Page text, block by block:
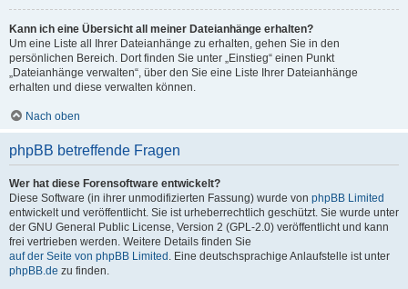
Kann ich eine Übersicht all meiner Dateianhänge erhalten?
Um eine Liste all Ihrer Dateianhänge zu erhalten, gehen Sie in den
persönlichen Bereich. Dort finden Sie unter „Einstieg“ einen Punkt
„Dateianhänge verwalten“, über den Sie eine Liste Ihrer Dateianhänge
erhalten und diese verwalten können.
Nach oben
phpBB betreffende Fragen
Wer hat diese Forensoftware entwickelt?
Diese Software (in ihrer unmodifizierten Fassung) wurde von phpBB Limited
entwickelt und veröffentlicht. Sie ist urheberrechtlich geschützt. Sie wurde unter
der GNU General Public License, Version 2 (GPL-2.0) veröffentlicht und kann
frei vertrieben werden. Weitere Details finden Sie
auf der Seite von phpBB Limited . Eine deutschsprachige Anlaufstelle ist unter
phpBB.de zu finden.